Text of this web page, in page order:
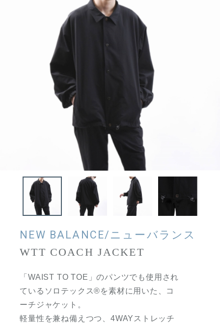
NEW BALANCE/ニューバランス
WTT COACH JACKET
「WAIST TO TOE」のパンツでも使用され
ているソロテックス®を素材に用いた、コ
ーチジャケット。
軽量性を兼ね備えつつ、4WAYストレッチ